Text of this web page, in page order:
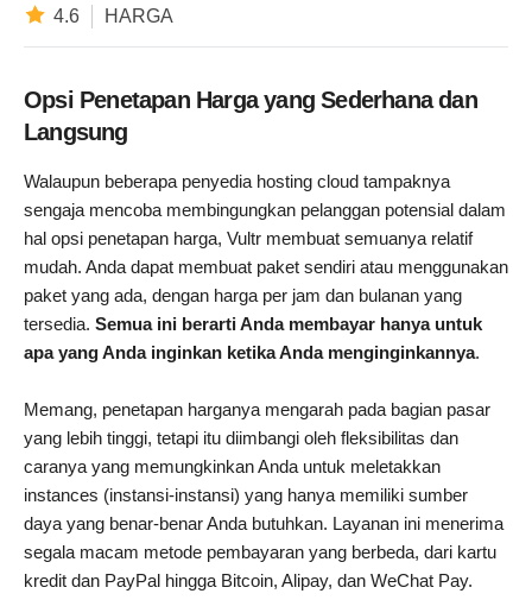
4.6 HARGA
Opsi Penetapan Harga yang Sederhana dan
Langsung
Walaupun beberapa penyedia hosting cloud tampaknya
sengaja mencoba membingungkan pelanggan potensial dalam
hal opsi penetapan harga, Vultr membuat semuanya relatif
mudah. Anda dapat membuat paket sendiri atau menggunakan
paket yang ada, dengan harga per jam dan bulanan yang
tersedia. Semua ini berarti Anda membayar hanya untuk
apa yang Anda inginkan ketika Anda menginginkannya.
Memang, penetapan harganya mengarah pada bagian pasar
yang lebih tinggi, tetapi itu diimbangi oleh fleksibilitas dan
caranya yang memungkinkan Anda untuk meletakkan
instances (instansi-instansi) yang hanya memiliki sumber
daya yang benar-benar Anda butuhkan. Layanan ini menerima
segala macam metode pembayaran yang berbeda, dari kartu
kredit dan PayPal hingga Bitcoin, Alipay, dan WeChat Pay.